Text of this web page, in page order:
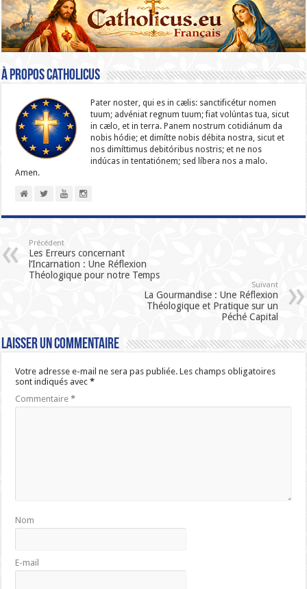
À propos catholicus
Pater noster, qui es in cælis: sanc­ti­ficétur nomen
tuum; advéniat regnum tuum; fiat volúntas tua, sicut
in cælo, et in terra. Panem nostrum cotidiánum da
nobis hódie; et dimítte nobis débita nostra, sicut et
nos dimíttimus debitóribus nostris; et ne nos
indúcas in ten­ta­tiónem; sed líbera nos a malo.
Amen.
Précédent
Les Erreurs concernant
l’Incarnation : Une Réflexion
Théologique pour notre Temps
Suivant
La Gourmandise : Une Réflexion
Théologique et Pratique sur un
Péché Capital
Laisser un commentaire
Votre adresse e-mail ne sera pas publiée. Les champs obligatoires
sont indiqués avec*
Commentaire*
Nom
E-mail